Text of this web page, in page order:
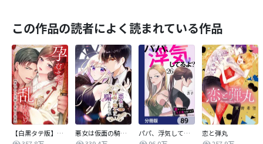
この作品の読者によく読まれている作品
【白黒タテ版】孕むまで乱れいけ～身代わり花嫁と軍服の猛愛
悪女は仮面の騎士に騙されない
パパ、浮気してるよ？娘と二人でクズ夫を捨てます【分冊版】
恋と弾丸